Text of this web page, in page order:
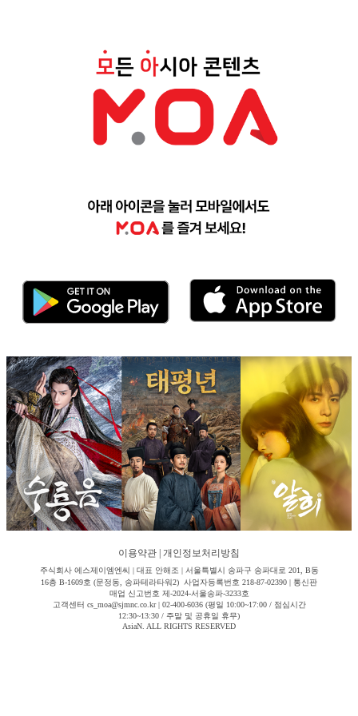
이용약관 개인정보처리방침
주식회사 에스제이엠엔씨 | 대표 안해조 | 서울특별시 송파구 송파대로 201, B동
16층 B-1609호 (문정동, 송파테라타워2) 사업자등록번호 218-87-02390 | 통신판
매업 신고번호 제-2024-서울송파-3233호
고객센터 cs_moa@sjmnc.co.kr | 02-400-6036 (평일 10:00~17:00 / 점심시간
12:30~13:30 / 주말 및 공휴일 휴무)
AsiaN. ALL RIGHTS RESERVED